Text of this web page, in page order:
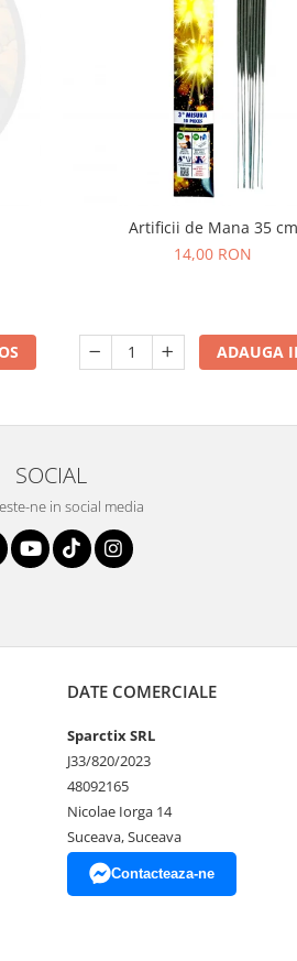
Artificii de Mana 35 cm
14,00 RON
ADAUGA
SOCIAL
ne in social media
DATE COMERCIALE
Sparctix SRL
J33/820/2023
48092165
Nicolae Iorga 14
Suceava, Suceava
Contacteaza-ne